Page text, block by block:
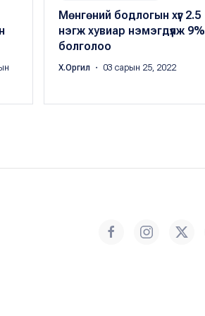
Мөнгөний бодлогын хүүг 2.5
нэгж хувиар нэмэгдүүлж 9%
болголоо
Х.Оргил ・ 03 сарын 25, 2022